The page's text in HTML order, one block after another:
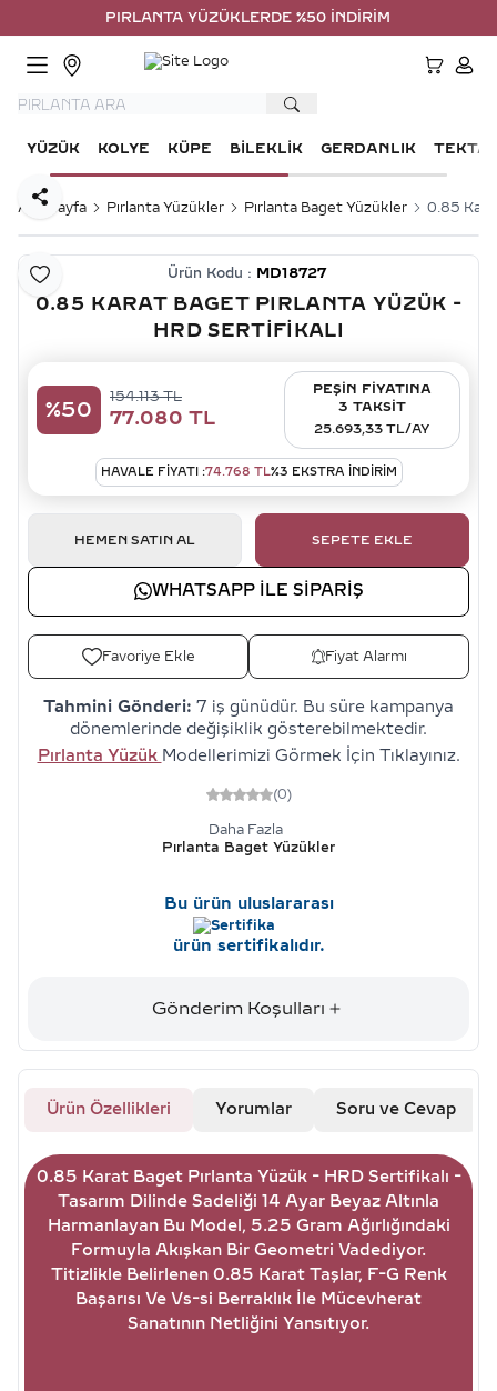
PIRLANTA YÜZÜKLERDE %50 İNDİRİM
YÜZÜK KOLYE KÜPE BILEKLIK GERDANLIK TEKTAŞ
Ana Sayfa Pırlanta Yüzükler Pırlanta Baget Yüzükler 0.85
Favoriye Ekle
Paylaş
Ürün Kodu : MD18727
0.85 KARAT BAGET PIRLANTA YÜZÜK -
HRD SERTIFIKALI
%50
154.113TL
77.080 TL
PEŞİN FİYATINA
3 TAKSİT
25.693,33 TL/AY
HAVALE FIYATI :74.768 TL%3 EKSTRA İNDİRİM
HEMEN SATIN AL SEPETE EKLE
WHATSAPP ILE SIPARIŞ
Favoriye Ekle Fiyat Alarmı
Tahmini Gönderi: 7 iş günüdür. Bu süre kampanya
dönemlerinde değişiklik gösterebilmektedir.
Pırlanta Yüzük Modellerimizi Görmek İçin Tıklayınız.
(0)
Daha Fazla
Pırlanta Baget Yüzükler
Bu ürün uluslararası
ürün sertifikalıdır.
Gönderim Koşulları
Ürün Özellikleri Yorumlar Soru ve Cevap
0.85 Karat Baget Pırlanta Yüzük - HRD Sertifikalı -
Tasarım Dilinde Sadeliği 14 Ayar Beyaz Altınla
Harmanlayan Bu Model, 5.25 Gram Ağırlığındaki
Formuyla Akışkan Bir Geometri Vadediyor.
Titizlikle Belirlenen 0.85 Karat Taşlar, F-G Renk
Başarısı Ve Vs-si Berraklık İle Mücevherat
Sanatının Netliğini Yansıtıyor.